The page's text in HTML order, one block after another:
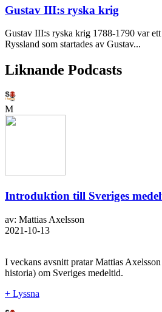
Gustav III:s ryska krig
Gustav III:s ryska krig 1788-1790 var
Ryssland som startades av Gustav...
Liknande Podcasts
M
Introduktion till Sveriges
av: Mattias Axelsson
2021-10-13
I veckans avsnitt pratar Mattias
historia) om Sveriges medeltid.
+ Lyssna